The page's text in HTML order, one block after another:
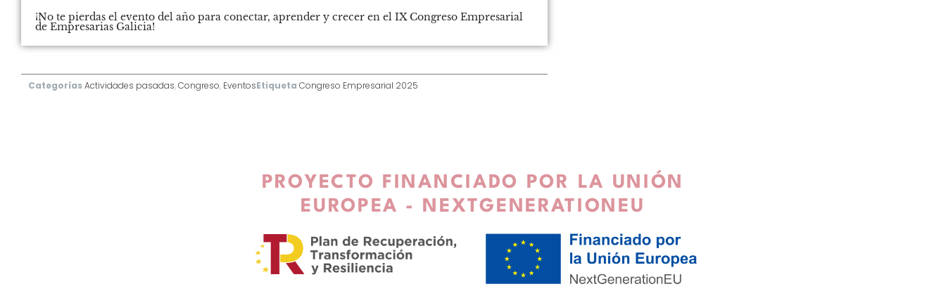
¡No te pierdas el evento del año para conectar, aprender y crecer en el IX Congreso Empresarial
de Empresarias Galicia!
CategoríasActividades pasadas,Congreso, EventosEtiqueta Congreso Empresarial 2025
PROYECTO FINANCIADO POR LA UNIÓN
EUROPEA - NEXTGENERATIONEU